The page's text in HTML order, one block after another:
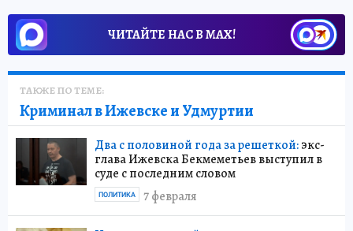
ЧИТАЙТЕ НАС В МАХ!
ТАКЖЕ ПО ТЕМЕ:
Криминал в Ижевске и Удмуртии
Два с половиной года за решеткой:экс-
глава Ижевска Бекмеметьев выступил в
суде с последним словом
7 февраля
ПОЛИТИКА